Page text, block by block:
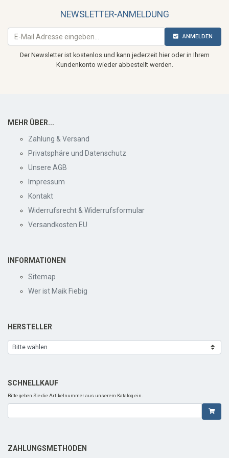
NEWSLETTER-ANMELDUNG
ANMELDEN
Der Newsletter ist kostenlos und kann jederzeit hier oder in Ihrem
Kundenkonto wieder abbestellt werden.
MEHR ÜBER...
Zahlung & Versand
Privatsphäre und Datenschutz
Unsere AGB
Impressum
Kontakt
Widerrufsrecht & Widerrufsformular
Versandkosten EU
INFORMATIONEN
Sitemap
Wer ist Maik Fiebig
HERSTELLER
SCHNELLKAUF
Bitte geben Sie die Artikelnummer aus unserem Katalog ein.
ZAHLUNGSMETHODEN